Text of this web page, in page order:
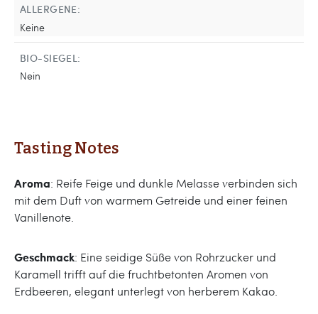
ALLERGENE:
Keine
BIO-SIEGEL:
Nein
Tasting Notes
Aroma: Reife Feige und dunkle Melasse verbinden sich
mit dem Duft von warmem Getreide und einer feinen
Vanillenote.
Geschmack: Eine seidige Süße von Rohrzucker und
Karamell trifft auf die fruchtbetonten Aromen von
Erdbeeren, elegant unterlegt von herberem Kakao.